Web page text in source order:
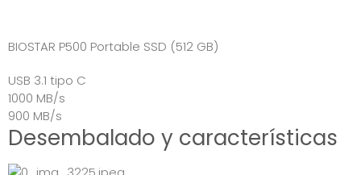
BIOSTAR P500 Portable SSD (512 GB)
USB 3.1 tipo C
1000 MB/s
900 MB/s
Desembalado y características